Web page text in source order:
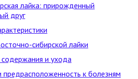
лайка: прирожденный
друг
сибирской лайки
и ухода
предрасположенность к болезням